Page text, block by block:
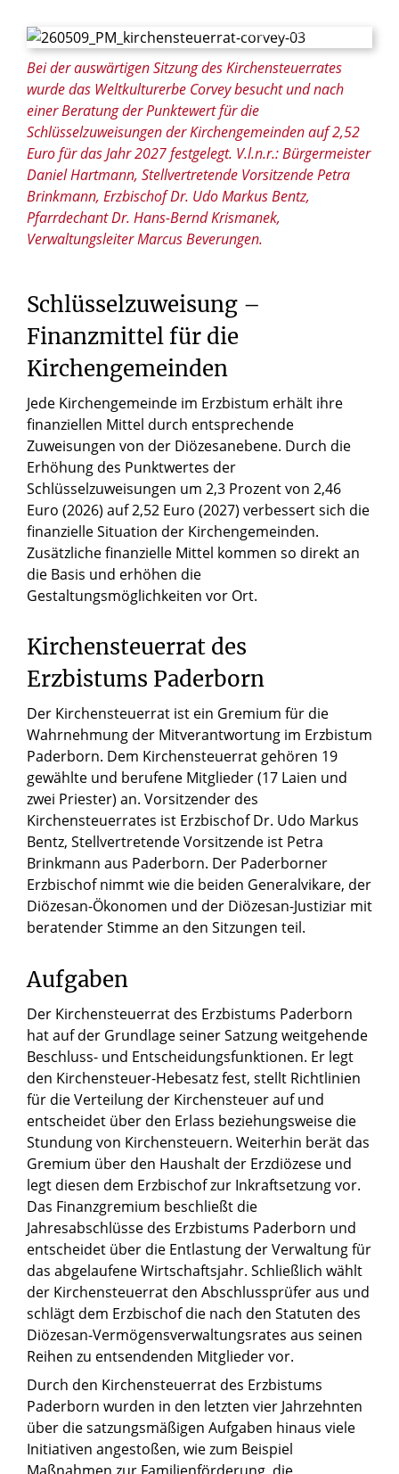
© Thomas Throenle / Erzbistum Paderborn
Bei der auswärtigen Sitzung des Kirchensteuerrates
wurde das Weltkulturerbe Corvey besucht und nach
einer Beratung der Punktewert für die
Schlüsselzuweisungen der Kirchengemeinden auf 2,52
Euro für das Jahr 2027 festgelegt. V.l.n.r.: Bürgermeister
Daniel Hartmann, Stellvertretende Vorsitzende Petra
Brinkmann, Erzbischof Dr. Udo Markus Bentz,
Pfarrdechant Dr. Hans-Bernd Krismanek,
Verwaltungsleiter Marcus Beverungen.
Schlüsselzuweisung –
Finanzmittel für die
Kirchengemeinden
Jede Kirchengemeinde im Erzbistum erhält ihre
finanziellen Mittel durch entsprechende
Zuweisungen von der Diözesanebene. Durch die
Erhöhung des Punktwertes der
Schlüsselzuweisungen um 2,3 Prozent von 2,46
Euro (2026) auf 2,52 Euro (2027) verbessert sich die
finanzielle Situation der Kirchengemeinden.
Zusätzliche finanzielle Mittel kommen so direkt an
die Basis und erhöhen die
Gestaltungsmöglichkeiten vor Ort.
Kirchensteuerrat des
Erzbistums Paderborn
Der Kirchensteuerrat ist ein Gremium für die
Wahrnehmung der Mitverantwortung im Erzbistum
Paderborn. Dem Kirchensteuerrat gehören 19
gewählte und berufene Mitglieder (17 Laien und
zwei Priester) an. Vorsitzender des
Kirchensteuerrates ist Erzbischof Dr. Udo Markus
Bentz, Stellvertretende Vorsitzende ist Petra
Brinkmann aus Paderborn. Der Paderborner
Erzbischof nimmt wie die beiden Generalvikare, der
Diözesan-Ökonomen und der Diözesan-Justiziar mit
beratender Stimme an den Sitzungen teil.
Aufgaben
Der Kirchensteuerrat des Erzbistums Paderborn
hat auf der Grundlage seiner Satzung weitgehende
Beschluss- und Entscheidungsfunktionen. Er legt
den Kirchensteuer-Hebesatz fest, stellt Richtlinien
für die Verteilung der Kirchensteuer auf und
entscheidet über den Erlass beziehungsweise die
Stundung von Kirchensteuern. Weiterhin berät das
Gremium über den Haushalt der Erzdiözese und
legt diesen dem Erzbischof zur Inkraftsetzung vor.
Das Finanzgremium beschließt die
Jahresabschlüsse des Erzbistums Paderborn und
entscheidet über die Entlastung der Verwaltung für
das abgelaufene Wirtschaftsjahr. Schließlich wählt
der Kirchensteuerrat den Abschlussprüfer aus und
schlägt dem Erzbischof die nach den Statuten des
Diözesan-Vermögensverwaltungsrates aus seinen
Reihen zu entsendenden Mitglieder vor.
Durch den Kirchensteuerrat des Erzbistums
Paderborn wurden in den letzten vier Jahrzehnten
über die satzungsmäßigen Aufgaben hinaus viele
Initiativen angestoßen, wie zum Beispiel